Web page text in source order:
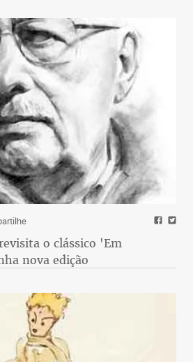
o clássico 'Em
nova edição